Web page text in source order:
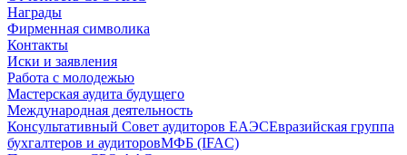
Награды
Фирменная символика
Контакты
Иски и заявления
Работа с молодежью
Мастерская аудита будущего
Международная деятельность
Консультативный Совет аудиторов ЕАЭСЕвразийская группа
бухгалтеров и аудиторовМФБ (IFAC)